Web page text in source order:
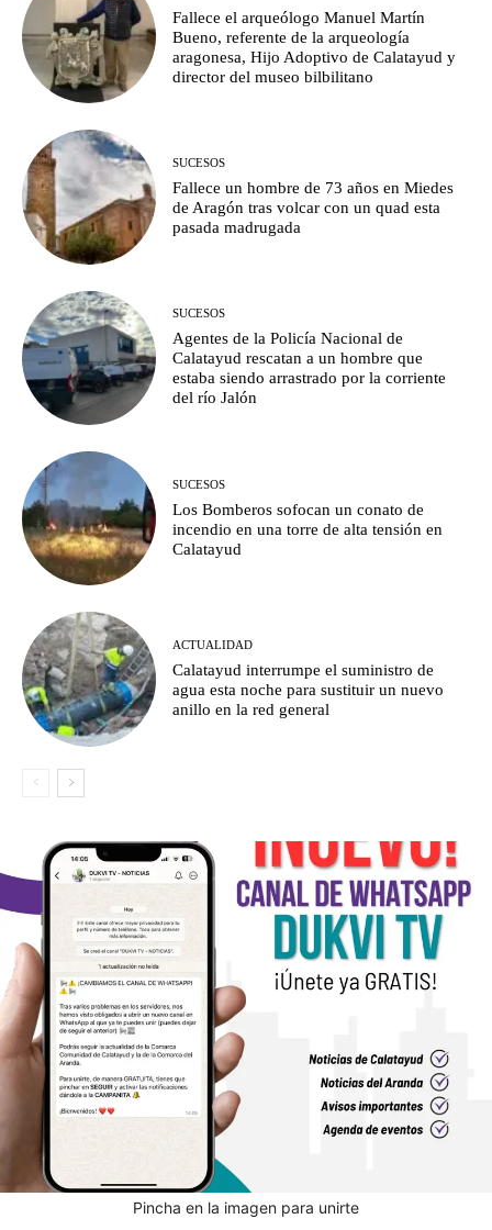
Fallece el arqueólogo Manuel Martín
Bueno, referente de la arqueología
aragonesa, Hijo Adoptivo de Calatayud y
director del museo bilbilitano
SUCESOS
Fallece un hombre de 73 años en Miedes
de Aragón tras volcar con un quad esta
pasada madrugada
SUCESOS
Agentes de la Policía Nacional de
Calatayud rescatan a un hombre que
estaba siendo arrastrado por la corriente
del río Jalón
SUCESOS
Los Bomberos sofocan un conato de
incendio en una torre de alta tensión en
Calatayud
ACTUALIDAD
Calatayud interrumpe el suministro de
agua esta noche para sustituir un nuevo
anillo en la red general
Pincha en la imagen para unirte